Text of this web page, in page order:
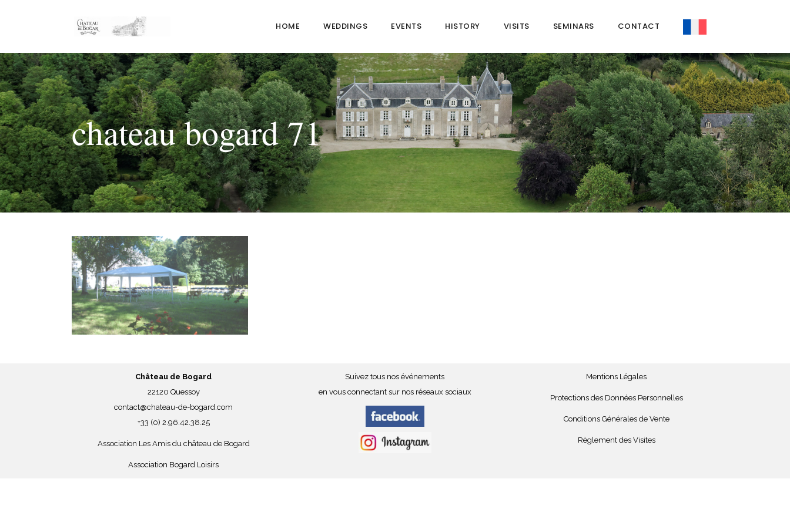
HOME WEDDINGS EVENTS HISTORY VISITS SEMINARS CONTACT
chateau bogard 71
Château de Bogard
22120 Quessoy
contact@chateau-de-bogard.com
+33 (0) 2.96.42.38.25
Association Les Amis du château de Bogard
Association Bogard Loisirs
Suivez tous nos événements
en vous connectant sur nos réseaux sociaux
Mentions Légales
Protections des Données Personnelles
Conditions Générales de Vente
Règlement des Visites